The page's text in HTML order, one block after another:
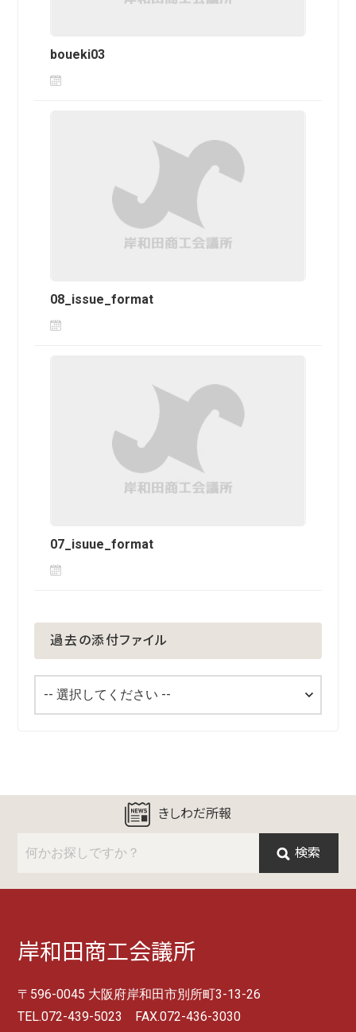
boueki03
08_issue_format
07_isuue_format
過去の添付ファイル
きしわだ所報
検索
岸和田商工会議所
〒596-0045 大阪府岸和田市別所町3-13-26
TEL.072-439-5023 FAX.072-436-3030